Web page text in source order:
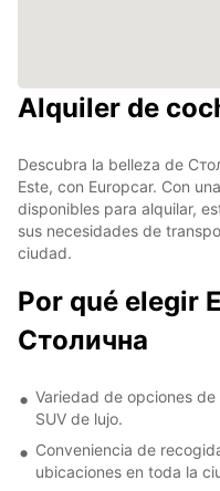
Alquiler de
Descubra la belleza de
Este, con Europcar. Con
disponibles para alquilar,
sus necesidades de
ciudad.
Por qué elegir
Столична
Variedad de opciones
SUV de lujo.
Conveniencia de
ubicaciones en toda la